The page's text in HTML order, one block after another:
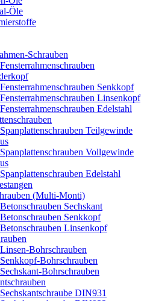
Öle
Schrauben
Senkkopf
Linsenkopf
Edelstahl
Teilgewinde
Vollgewinde
Edelstahl
(Multi-Monti)
Sechskant
Senkkopf
Linsenkopf
Bohrschrauben
Bohrschrauben
Bohrschrauben
DIN931